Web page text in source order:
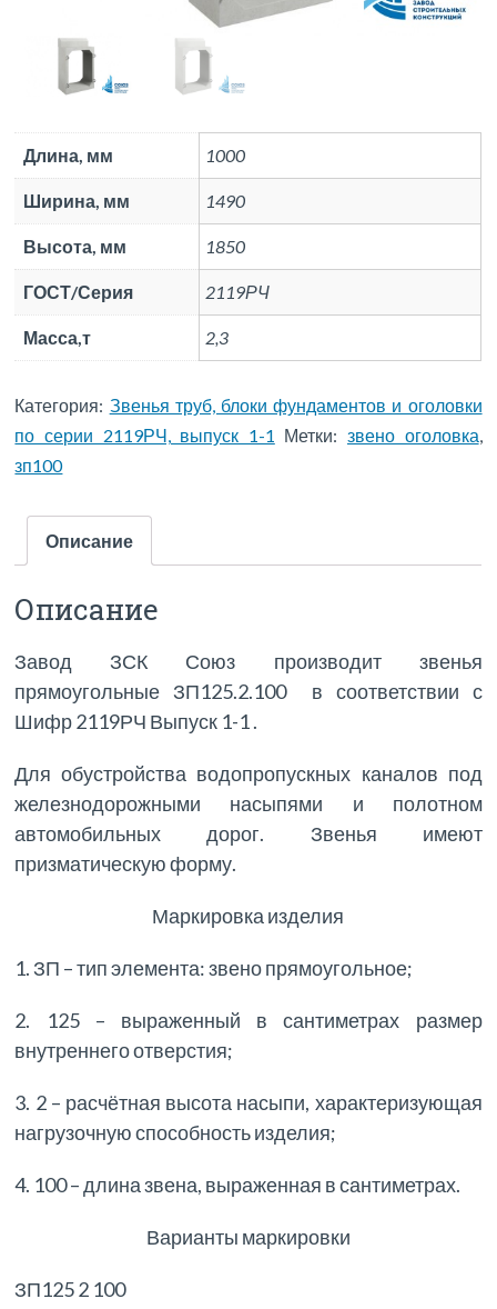
Длина, мм 1000
Ширина, мм 1490
Высота, мм 1850
ГОСТ/Серия 2119РЧ
Масса,т 2,3
Категория: Звенья труб, блоки фундаментов и оголовки
по серии 2119РЧ, выпуск 1-1 Метки: звено оголовка,
зп100
Описание
Описание
Завод ЗСК Союз производит звенья
прямоугольные ЗП125.2.100 в соответствии с
Шифр 2119РЧ Выпуск 1-1 .
Для обустройства водопропускных каналов под
железнодорожными насыпями и полотном
автомобильных дорог. Звенья имеют
призматическую форму.
Маркировка изделия
1. ЗП – тип элемента: звено прямоугольное;
2. 125 – выраженный в сантиметрах размер
внутреннего отверстия;
3. 2 – расчётная высота насыпи, характеризующая
нагрузочную способность изделия;
4. 100 – длина звена, выраженная в сантиметрах.
Варианты маркировки
ЗП125 2 100